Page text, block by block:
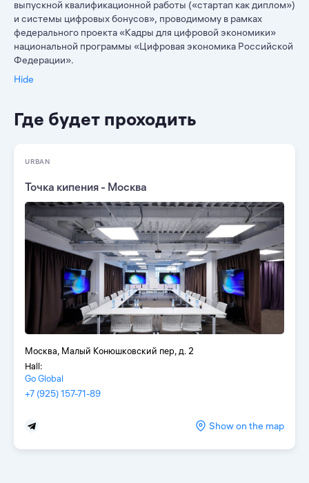
выпускной квалификационной работы («стартап как диплом»)
и системы цифровых бонусов», проводимому в рамках
федерального проекта «Кадры для цифровой экономики»
национальной программы «Цифровая экономика Российской
Федерации».
Hide
Где будет проходить
URBAN
Точка кипения - Москва
Москва, Малый Конюшковский пер, д. 2
Hall:
Go Global
+7 (925) 157-71-89
Show on the map